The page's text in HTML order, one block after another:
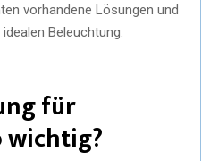
vorhandene Lösungen und
Beleuchtung.
für
wichtig?